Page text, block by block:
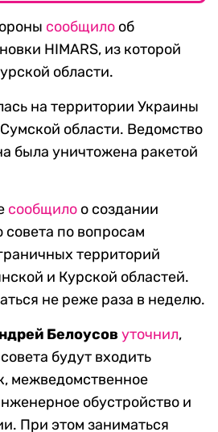
сообщило об
HIMARS, из которой
области.
на территории Украины
области. Ведомство
была уничтожена ракетой
сообщило о создании
по вопросам
территорий
и Курской областей.
не реже раза в неделю.
Белоусов уточнил,
будут входить
межведомственное
обустройство и
При этом заниматься